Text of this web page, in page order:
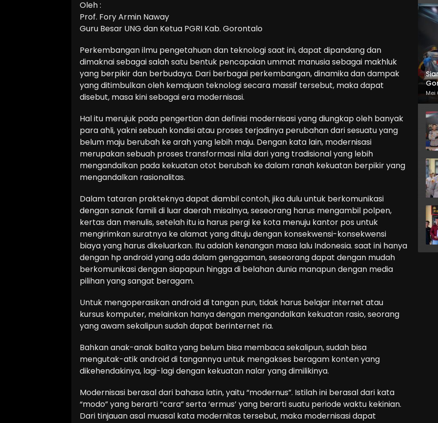
Oleh :
Prof. Fory Armin Naway
Guru Besar UNG dan Ketua PGRI Kab. Gorontalo
Perkembangan ilmu pengetahuan dan teknologi saat ini, dapat dipandang dan
dimaknai sebagai salah satu bentuk pencapaian ummat manusia sebagai makhluk
yang berpikir dan berbudaya. Dari berbagai perkembangan, dinamika dan dampak
yang ditimbulkan oleh kemajuan teknologi secara massif tersebut, maka dapat
disebut, masa kini sebagai era modernisasi.
Hal itu merujuk pada pengertian dan definisi modernisasi yang diungkap oleh banyak
para ahli, yakni sebuah kondisi atau proses terjadinya perubahan dari sesuatu yang
belum maju berubah ke arah yang lebih maju. Dengan kata lain, modernisasi
merupakan sebuah proses transformasi nilai dari yang tradisional yang lebih
mengandalkan pada kekuatan otot berubah ke dalam ranah kekuatan berpikir yang
mengandalkan rasionalitas.
Dalam tataran prakteknya dapat diambil contoh, jika dulu untuk berkomunikasi
dengan sanak famili di luar daerah misalnya, seseorang harus mengambil polpen,
kertas dan menulis, setelah itu ia harus pergi ke kota menuju kantor pos untuk
mengirimkan suratnya ke alamat yang dituju dengan konsekwensi-konsekwensi
biaya yang harus dikeluarkan. Itu adalah kenangan masa lalu Indonesia. saat ini hanya
dengan hp android yang ada dalam genggaman, seseorang dapat dengan mudah
berkomunikasi dengan siapapun hingga di belahan dunia manapun dengan media
pilihan yang sangat beragam.
Untuk mengoperasikan android di tangan pun, tidak harus belajar internet atau
kursus komputer, melainkan hanya dengan mengandalkan kekuatan rasio, seorang
yang awam sekalipun sudah dapat berinternet ria.
Bahkan anak-anak balita yang belum bisa membaca sekalipun, sudah bisa
mengutak-atik android di tangannya untuk mengakses beragam konten yang
dikehendakinya, lagi-lagi dengan kekuatan nalar yang dimilikinya.
Modernisasi berasal dari bahasa latin, yaitu “modernus”. Istilah ini berasal dari kata
“modo” yang berarti “cara” serta ‘ermus’ yang berarti suatu periode waktu kekinian.
Dari tinjauan asal muasal kata modernitas tersebut, maka modernisasi dapat
Mei